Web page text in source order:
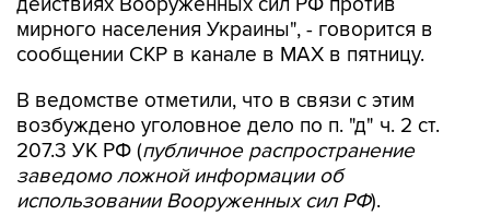
мирного населения Украины", - говорится в
сообщении СКР в канале в MAX в пятницу.
В ведомстве отметили, что в связи с этим
возбуждено уголовное дело по п. "д" ч. 2 ст.
207.3 УК РФ (публичное распространение
заведомо ложной информации об
использовании Вооруженных сил РФ).